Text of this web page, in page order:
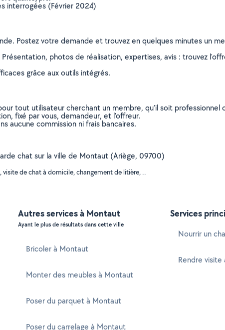
interrogées (Février 2024)
Postez votre demande et trouvez en quelques minutes un
photos de réalisation, expertises, avis : trouvez
grâce aux outils intégrés.
tout utilisateur cherchant un membre, qu’il soit professionnel
fixé par vous, demandeur, et l’offreur.
aucune commission ni frais bancaires.
chat sur la ville de Montaut (Ariège, 09700)
de chat à domicile, changement de litière, ..
Autres services à Montaut
Ayant le plus de résultats dans cette ville
Bricoler à Montaut
Monter des meubles à Montaut
Poser du parquet à Montaut
Poser du carrelage à Montaut
Services
Nourrir un
Rendre visite